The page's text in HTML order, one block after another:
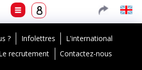
? Infolettres
L'international
recrutement Contactez-nous